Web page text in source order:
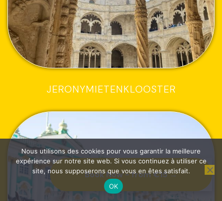
Book Now - from €15 →
JERONYMIETENKLOOSTER
Nous utilisons des cookies pour vous garantir la meilleure
expérience sur notre site web. Si vous continuez à utiliser ce
site, nous supposerons que vous en êtes satisfait.
OK